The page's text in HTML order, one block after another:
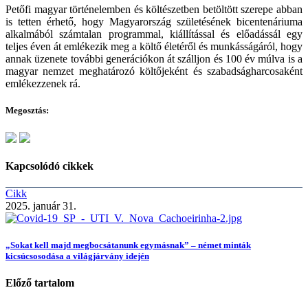
Petőfi magyar történelemben és költészetben betöltött szerepe abban
is tetten érhető, hogy Magyarország születésének bicentenáriuma
alkalmából számtalan programmal, kiállítással és előadássál egy
teljes éven át emlékezik meg a költő életéről és munkásságáról, hogy
annak üzenete további generációkon át szálljon és 100 év múlva is a
magyar nemzet meghatározó költőjeként és szabadságharcosaként
emlékezzenek rá.
Megosztás:
Kapcsolódó cikkek
Cikk
2025. január 31.
„Sokat kell majd megbocsátanunk egymásnak” – német minták
kicsúcsosodása a világjárvány idején
Előző tartalom